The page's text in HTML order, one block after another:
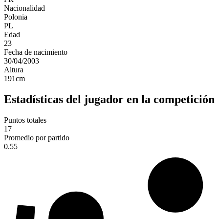
Nacionalidad
Polonia
PL
Edad
23
Fecha de nacimiento
30/04/2003
Altura
191cm
Estadísticas del jugador en la competición
Puntos totales
17
Promedio por partido
0.55